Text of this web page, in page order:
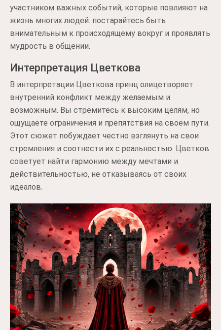
участником важных событий, которые повлияют на
жизнь многих людей. постарайтесь быть
внимательным к происходящему вокруг и проявлять
мудрость в общении.
Интерпретация Цветкова
В интерпретации Цветкова принц олицетворяет
внутренний конфликт между желаемым и
возможным. Вы стремитесь к высоким целям, но
ощущаете ограничения и препятствия на своем пути.
Этот сюжет побуждает честно взглянуть на свои
стремления и соотнести их с реальностью. Цветков
советует найти гармонию между мечтами и
действительностью, не отказываясь от своих
идеалов.